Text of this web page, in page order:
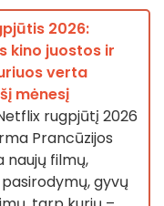
2026:
kino juostos ir
verta
mėnesį
rugpjūtį 2026
Prancūzijos
naujų filmų,
gyvų